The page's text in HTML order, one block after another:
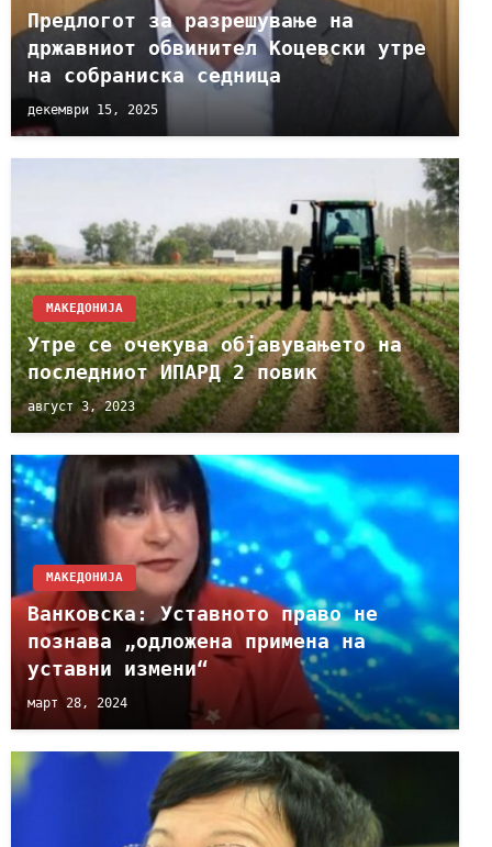
Предлогот за разрешување на
државниот обвинител Коцевски утре
на собраниска седница
декември 15, 2025
МАКЕДОНИЈА
Утре се очекува објавувањето на
последниот ИПАРД 2 повик
август 3, 2023
МАКЕДОНИЈА
Ванковска: Уставното право не
познава „одложена примена на
уставни измени“
март 28, 2024